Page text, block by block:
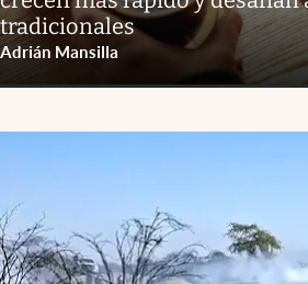
tradicionales
Adrián Mansilla